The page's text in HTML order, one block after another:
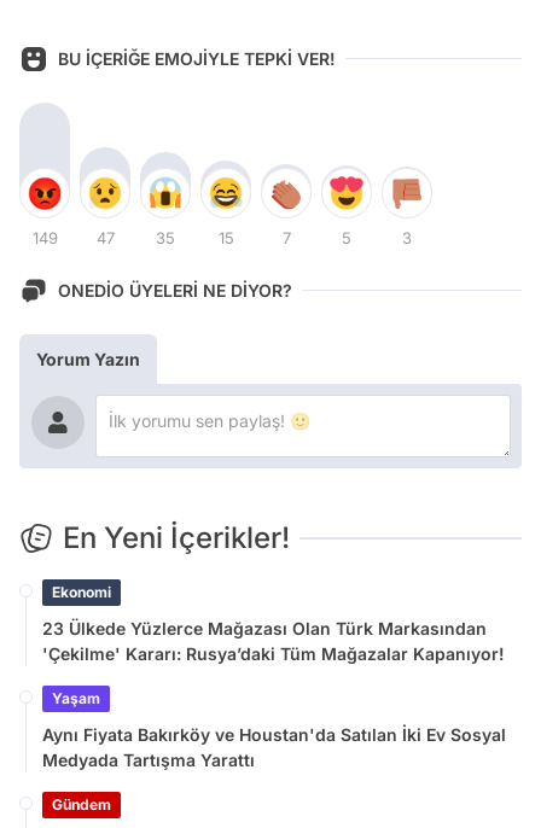
BU İÇERİĞE EMOJİYLE TEPKİ VER!
149 47 35 15 7 5 3
ONEDİO ÜYELERİ NE DİYOR?
Yorum Yazın
En Yeni İçerikler!
Ekonomi
23 Ülkede Yüzlerce Mağazası Olan Türk Markasından
'Çekilme' Kararı: Rusya’daki Tüm Mağazalar Kapanıyor!
Yaşam
Aynı Fiyata Bakırköy ve Houstan'da Satılan İki Ev Sosyal
Medyada Tartışma Yarattı
Gündem